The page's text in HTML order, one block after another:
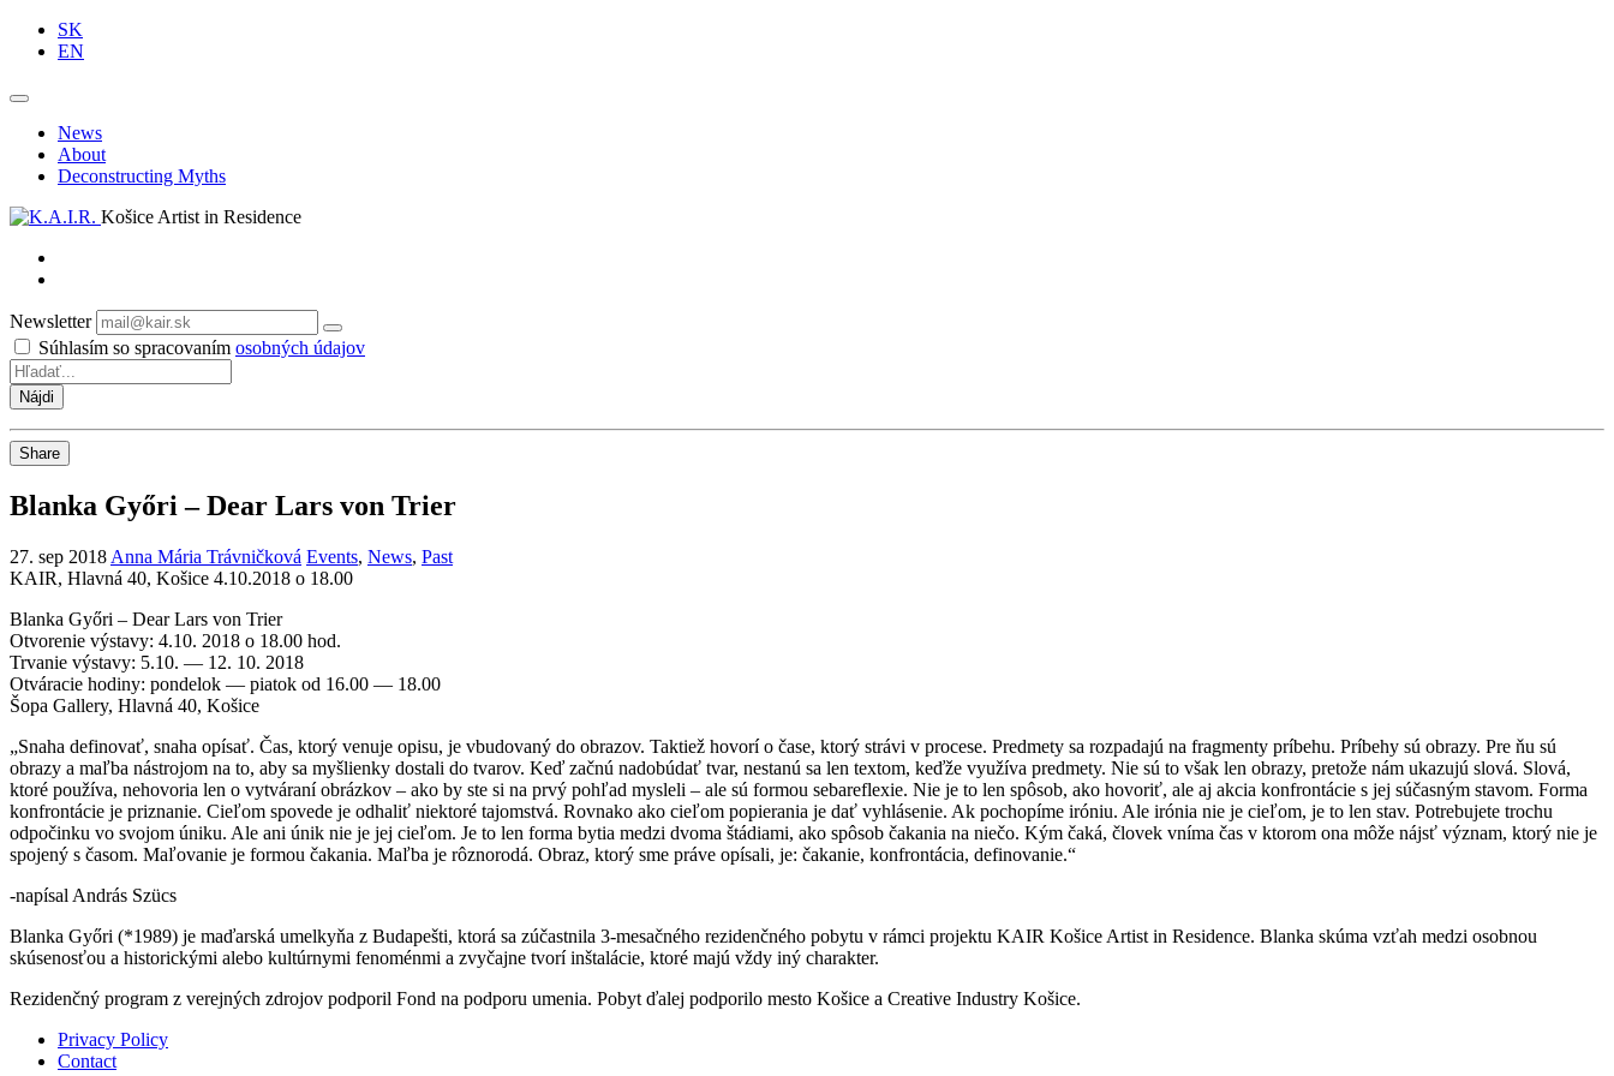
SK
EN
News
About
Deconstructing Myths
Košice Artist in Residence
Newsletter
Odoberať
Súhlasím so spracovaním osobných údajov
Share
Blanka Győri – Dear Lars von Trier
27. sep 2018 Anna Mária Trávničková Events, News, Past
KAIR, Hlavná 40, Košice 4.10.2018 o 18.00
Blanka Győri – Dear Lars von Trier
Otvorenie výstavy: 4.10. 2018 o 18.00 hod.
Trvanie výstavy: 5.10. — 12. 10. 2018
Otváracie hodiny: pondelok — piatok od 16.00 — 18.00
Šopa Gallery, Hlavná 40, Košice
„Snaha definovať, snaha opísať. Čas, ktorý venuje opisu, je vbudovaný do obrazov. Taktiež hovorí o čase, ktorý strávi v procese. Predmety sa rozpadajú na fragmenty príbehu. Príbehy sú obrazy. Pre ňu sú
obrazy a maľba nástrojom na to, aby sa myšlienky dostali do tvarov. Keď začnú nadobúdať tvar, nestanú sa len textom, keďže využíva predmety. Nie sú to však len obrazy, pretože nám ukazujú slová. Slová,
ktoré používa, nehovoria len o vytváraní obrázkov – ako by ste si na prvý pohľad mysleli – ale sú formou sebareflexie. Nie je to len spôsob, ako hovoriť, ale aj akcia konfrontácie s jej súčasným stavom. Forma
konfrontácie je priznanie. Cieľom spovede je odhaliť niektoré tajomstvá. Rovnako ako cieľom popierania je dať vyhlásenie. Ak pochopíme iróniu. Ale irónia nie je cieľom, je to len stav. Potrebujete trochu
odpočinku vo svojom úniku. Ale ani únik nie je jej cieľom. Je to len forma bytia medzi dvoma štádiami, ako spôsob čakania na niečo. Kým čaká, človek vníma čas v ktorom ona môže nájsť význam, ktorý nie je
spojený s časom. Maľovanie je formou čakania. Maľba je rôznorodá. Obraz, ktorý sme práve opísali, je: čakanie, konfrontácia, definovanie.“
-napísal András Szücs
Blanka Győri (*1989) je maďarská umelkyňa z Budapešti, ktorá sa zúčastnila 3-mesačného rezidenčného pobytu v rámci projektu KAIR Košice Artist in Residence. Blanka skúma vzťah medzi osobnou
skúsenosťou a historickými alebo kultúrnymi fenoménmi a zvyčajne tvorí inštalácie, ktoré majú vždy iný charakter.
Rezidenčný program z verejných zdrojov podporil Fond na podporu umenia. Pobyt ďalej podporilo mesto Košice a Creative Industry Košice.
Privacy Policy
Contact